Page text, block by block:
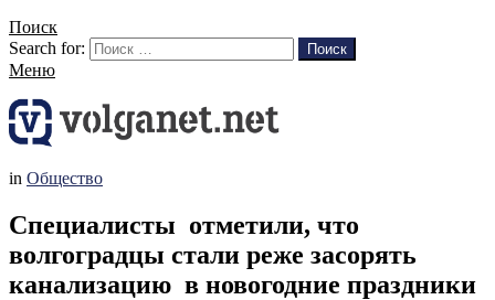
Поиск
Search for:
Поиск
Меню
in Общество
Специалисты отметили, что
волгоградцы стали реже засорять
канализацию в новогодние праздники